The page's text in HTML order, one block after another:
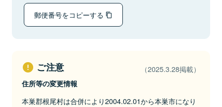
郵便番号をコピーする
ご注意 （2025.3.28掲載）
住所等の変更情報
本巣郡根尾村は合併により2004.02.01から本巣市になり